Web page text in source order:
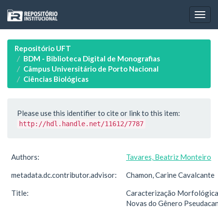
navigation
Repositório UFT
BDM - Biblioteca Digital de Monografias
Câmpus Universitário de Porto Nacional
Ciências Biológicas
Please use this identifier to cite or link to this item:
http://hdl.handle.net/11612/7787
Authors: Tavares, Beatriz Monteiro
metadata.dc.contributor.advisor: Chamon, Carine Cavalcante
Title:
Caracterização Morfológica
Novas do Gênero